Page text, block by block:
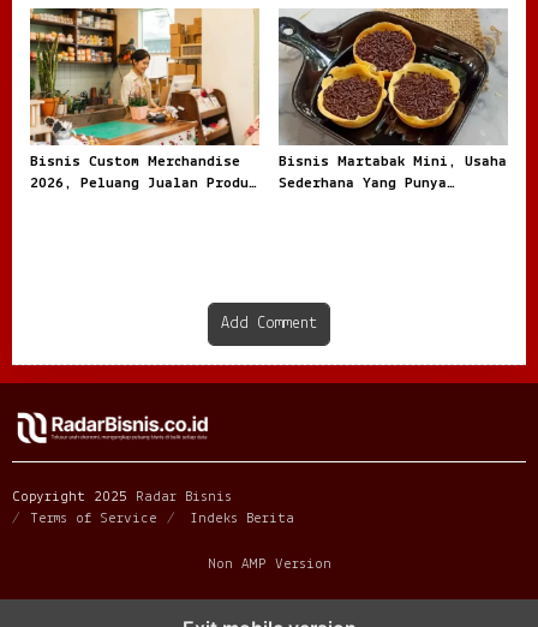
Bisnis Custom Merchandise
2026, Peluang Jualan Produk
Bisnis Martabak Mini, Usaha
Sederhana Yang Punya
Add Comment
Copyright 2025
Radar Bisnis
Terms of Service
Indeks Berita
Non AMP Version